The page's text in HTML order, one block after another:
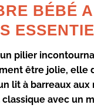
BÉBÉ
pilier
être jolie,
lit à barreaux
avec un